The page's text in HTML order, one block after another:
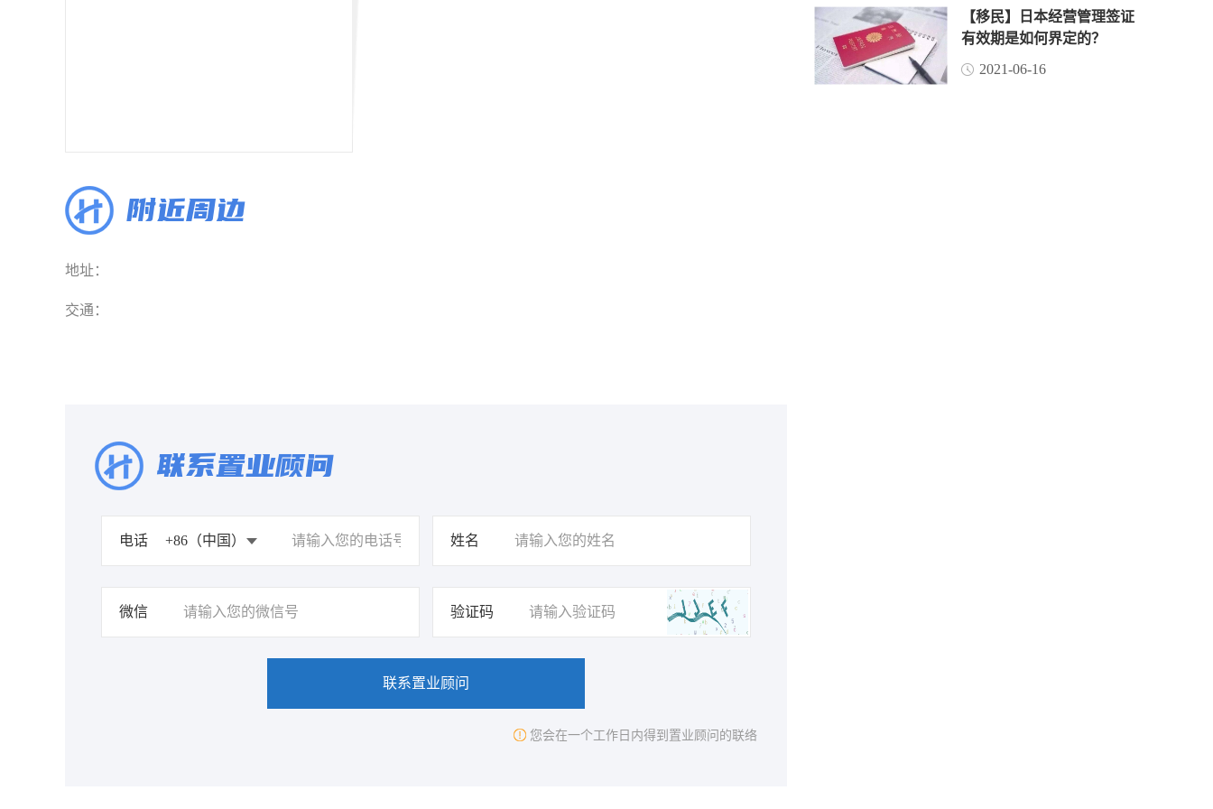
附近周边
地址：
交通：
联系置业顾问
电话 姓名
微信 验证码
联系置业顾问
您会在一个工作日内得到置业顾问的联络
【移民】日本经营管理签证
有效期是如何界定的？
2021-06-16